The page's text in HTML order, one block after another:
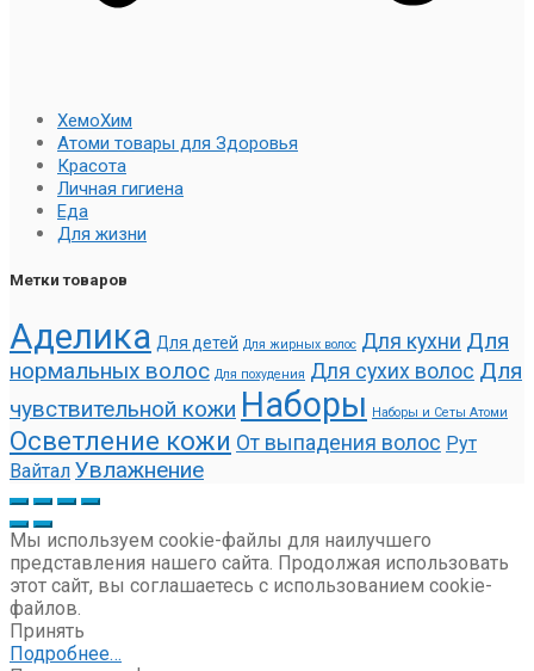
ХемоХим
Атоми товары для Здоровья
Красота
Личная гигиена
Еда
Для жизни
Метки товаров
Аделика Для детей Для жирных волос Для кухни Для
нормальных волос Для похудения Для сухих волос Для
чувствительной кожи Наборы Наборы и Сеты Атоми
Осветление кожи От выпадения волос Рут
Вайтал Увлажнение
Мы используем cookie-файлы для наилучшего
представления нашего сайта. Продолжая использовать
этот сайт, вы соглашаетесь с использованием cookie-
файлов.
Принять
Подробнее…